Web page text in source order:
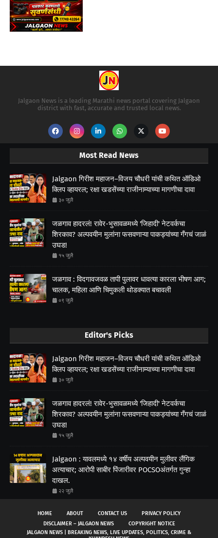
Jalgaon News is a leading Marathi news portal covering Jalgaon
district with fast, accurate and trusted local news.
Most Read News
Jalgaon गिरीश महाजन–विजय चौधरी यांची कथित ऑडिओ
क्लिप व्हायरल; रक्षा खडसेंच्या राजीनाम्याच्या मागणीचा दावा
३० जुलै
जळगाव हादरलं! रावेर-भुसावळमध्ये 'जिहादी' नेटवर्कचा
शिरकाव? अल्पवयीन मुलांना फसवणाऱ्या पाकड्यांच्या गँगचं जाळं
उघड!
१५ जुलै
जळगाव : विदगावजवळ तापी पुलावर धावत्या कारला भीषण आग;
चालक, महिला आणि चिमुकली थोडक्यात बचावली
०९ जुलै
Editor's Picks
Jalgaon गिरीश महाजन–विजय चौधरी यांची कथित ऑडिओ
क्लिप व्हायरल; रक्षा खडसेंच्या राजीनाम्याच्या मागणीचा दावा
३० जुलै
जळगाव हादरलं! रावेर-भुसावळमध्ये 'जिहादी' नेटवर्कचा
शिरकाव? अल्पवयीन मुलांना फसवणाऱ्या पाकड्यांच्या गँगचं जाळं
उघड!
१५ जुलै
Jalgaon : यावलमध्ये १४ वर्षीय अल्पवयीन मुलीवर लैंगिक
अत्याचार; आरोपी साबीर पिंजारीवर POCSOअंतर्गत गुन्हा
दाखल.
२२ जुलै
HOME ABOUT CONTACT US
PRIVACY POLICY
DISCLAIMER – JALGAON NEWS
COPYRIGHT NOTICE
JALGAON NEWS | BREAKING NEWS, LIVE UPDATES, POLITICS, CRIME &